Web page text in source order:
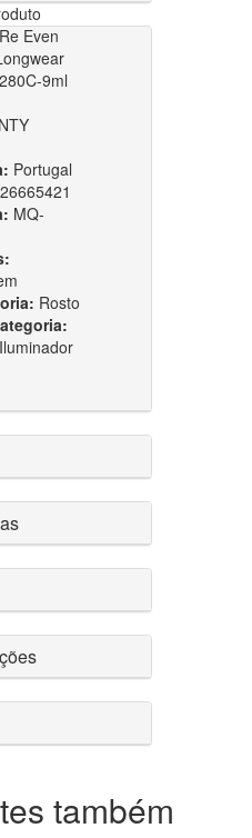
Even
9ml
Portugal
MQ-
Rosto
também